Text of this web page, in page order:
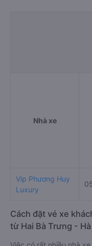
Nhà xe
Vip Phương Huy
Luxury
Cách đặt vé xe
từ Hai Bà Trưng -